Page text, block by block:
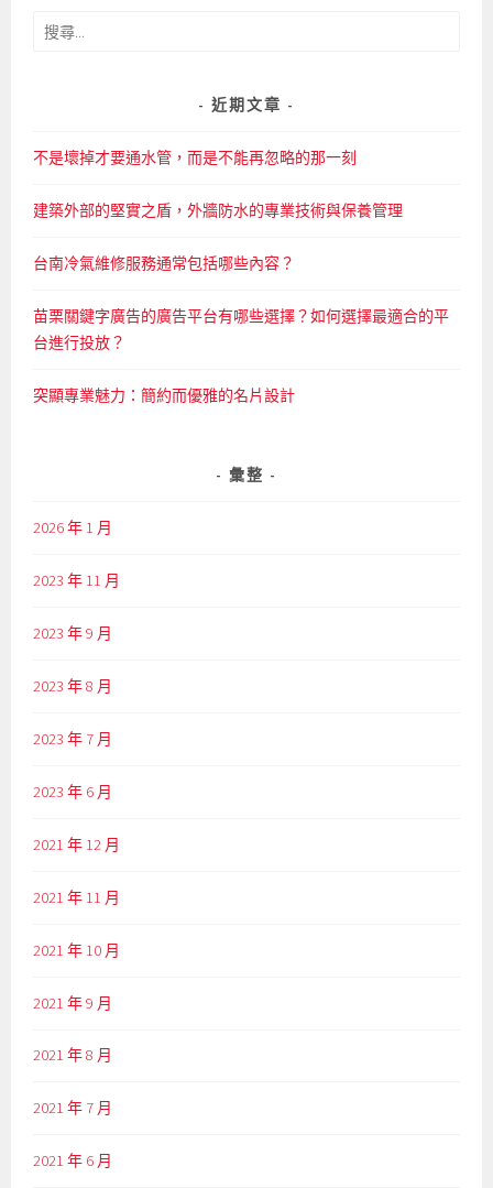
搜
近期文章
不是壞掉才要通水管，而是不能再忽略的那一刻
建築外部的堅實之盾，外牆防水的專業技術與保養管理
台南冷氣維修服務通常包括哪些內容？
苗栗關鍵字廣告的廣告平台有哪些選擇？如何選擇最適合的平
台進行投放？
突顯專業魅力：簡約而優雅的名片設計
彙整
2026 年 1 月
2023 年 11 月
2023 年 9 月
2023 年 8 月
2023 年 7 月
2023 年 6 月
2021 年 12 月
2021 年 11 月
2021 年 10 月
2021 年 9 月
2021 年 8 月
2021 年 7 月
2021 年 6 月